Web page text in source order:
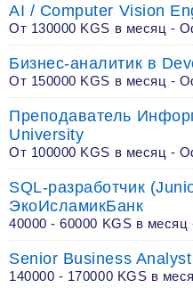
AI / Computer Vision
От 130000 KGS в месяц -
Бизнес-аналитик в
От 150000 KGS в месяц -
Преподаватель
University
От 100000 KGS в месяц -
SQL-разработчик
ЭкоИсламикБанк
40000 - 60000 KGS в
Senior Business
140000 - 170000 KGS в